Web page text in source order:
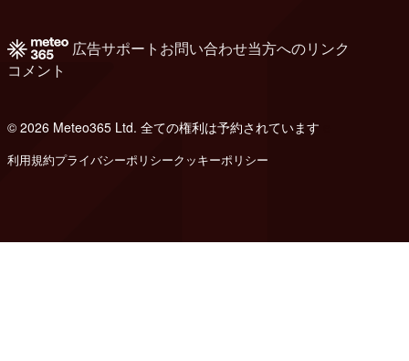
広告サポート お問い合わせ当方へのリンク
コメント
© 2026 Meteo365 Ltd. 全ての権利は予約されています
利用規約プライバシーポリシークッキーポリシー